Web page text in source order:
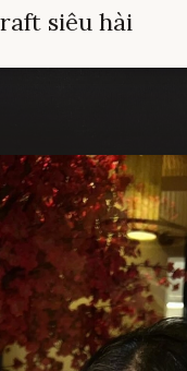
siêu hài
hocsinhgioi.vn/meo-